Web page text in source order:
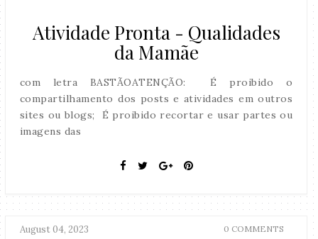
Atividade Pronta - Qualidades
da Mamãe
com letra BASTÃOATENÇÃO: É proibido o
compartilhamento dos posts e atividades em outros
sites ou blogs; É proibido recortar e usar partes ou
imagens das
August 04, 2023 0 COMMENTS